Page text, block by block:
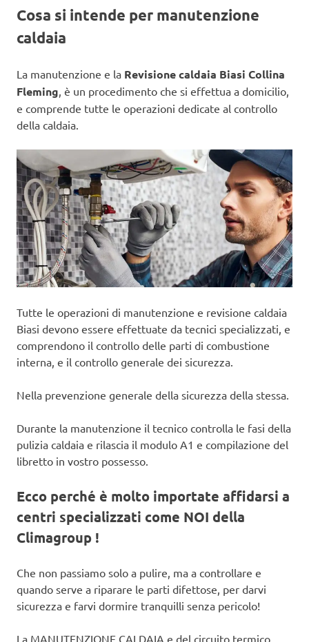
Cosa si intende per manutenzione
caldaia
La manutenzione e la Revisione caldaia Biasi Collina
Fleming, è un procedimento che si effettua a domicilio,
e comprende tutte le operazioni dedicate al controllo
della caldaia.
Tutte le operazioni di manutenzione e revisione caldaia
Biasi devono essere effettuate da tecnici specializzati, e
comprendono il controllo delle parti di combustione
interna, e il controllo generale dei sicurezza.
Nella prevenzione generale della sicurezza della stessa.
Durante la manutenzione il tecnico controlla le fasi della
pulizia caldaia e rilascia il modulo A1 e compilazione del
libretto in vostro possesso.
Ecco perché è molto importate affidarsi a
centri specializzati come NOI della
Climagroup !
Che non passiamo solo a pulire, ma a controllare e
quando serve a riparare le parti difettose, per darvi
sicurezza e farvi dormire tranquilli senza pericolo!
La MANUTENZIONE CALDAIA e del circuito termico